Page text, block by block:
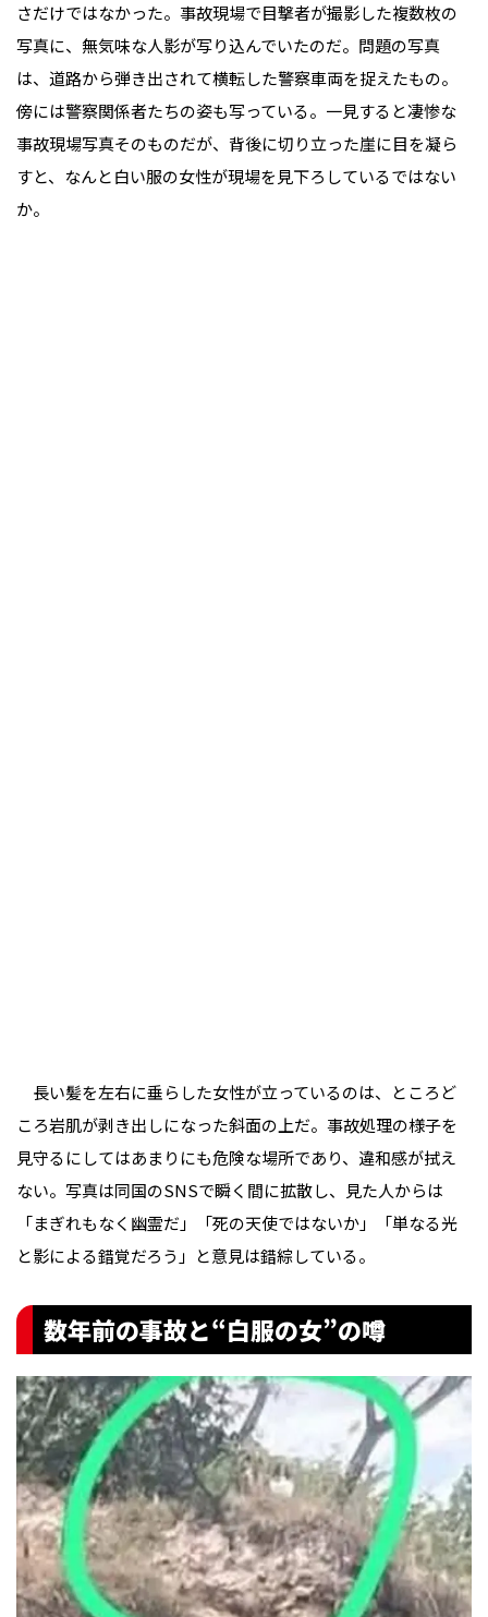
さだけではなかった。事故現場で目撃者が撮影した複数枚の
写真に、無気味な人影が写り込んでいたのだ。問題の写真
は、道路から弾き出されて横転した警察車両を捉えたもの。
傍には警察関係者たちの姿も写っている。一見すると凄惨な
事故現場写真そのものだが、背後に切り立った崖に目を凝ら
すと、なんと白い服の女性が現場を見下ろしているではない
か。
長い髪を左右に垂らした女性が立っているのは、ところど
ころ岩肌が剥き出しになった斜面の上だ。事故処理の様子を
見守るにしてはあまりにも危険な場所であり、違和感が拭え
ない。写真は同国のSNSで瞬く間に拡散し、見た人からは
「まぎれもなく幽霊だ」「死の天使ではないか」「単なる光
と影による錯覚だろう」と意見は錯綜している。
数年前の事故と“白服の女”の噂